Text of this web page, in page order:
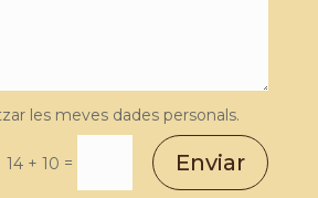
les meves dades personals.
14 + 10 = Enviar